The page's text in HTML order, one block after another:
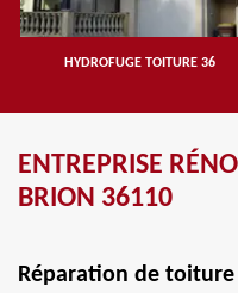
HYDROFUGE TOITURE 36
ENTREPRISE
BRION 36110
Réparation de